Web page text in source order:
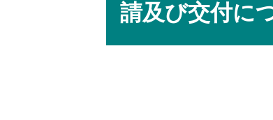
請及び交付に